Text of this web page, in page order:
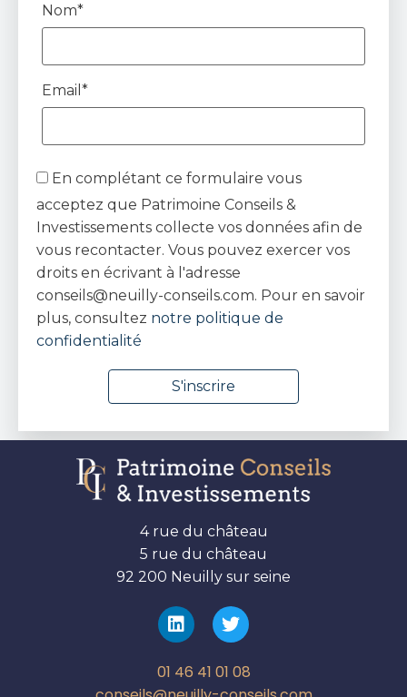
Nom*
Email*
En complétant ce formulaire vous
acceptez que Patrimoine Conseils &
Investissements collecte vos données afin de
vous recontacter. Vous pouvez exercer vos
droits en écrivant à l'adresse
conseils@neuilly-conseils.com. Pour en savoir
plus, consultez notre politique de
confidentialité
4 rue du château
5 rue du château
92 200 Neuilly sur seine
01 46 41 01 08